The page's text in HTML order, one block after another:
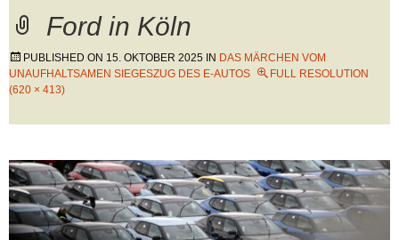
Ford in Köln
PUBLISHED ON 15. OKTOBER 2025 IN DAS MÄRCHEN VOM
UNAUFHALTSAMEN SIEGESZUG DES E-AUTOS
FULL RESOLUTION
(620 × 413)